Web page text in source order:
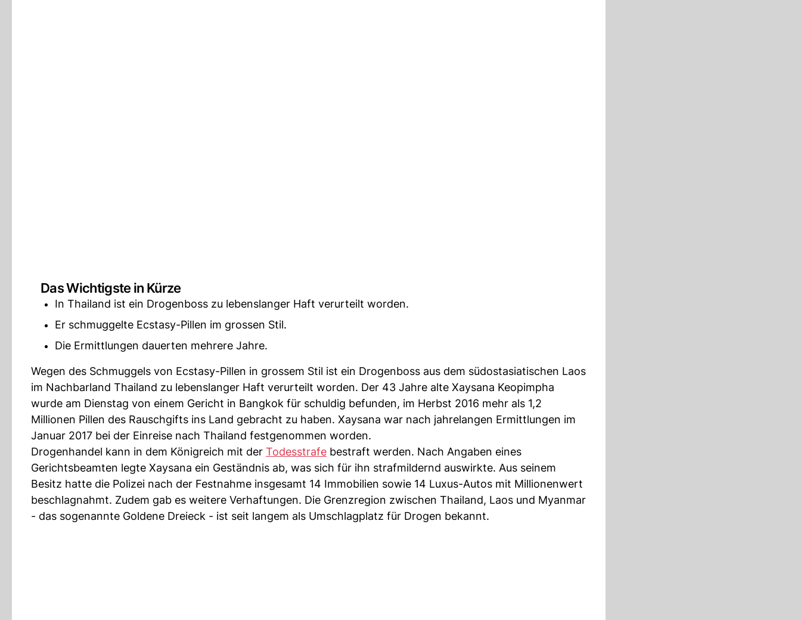
Das Wichtigste in Kürze
In Thailand ist ein Drogenboss zu lebenslanger Haft verurteilt worden.
Er schmuggelte Ecstasy-Pillen im grossen Stil.
Die Ermittlungen dauerten mehrere Jahre.
Wegen des Schmuggels von Ecstasy-Pillen in grossem Stil ist ein Drogenboss aus dem südostasiatischen Laos
im Nachbarland Thailand zu lebenslanger Haft verurteilt worden. Der 43 Jahre alte Xaysana Keopimpha
wurde am Dienstag von einem Gericht in Bangkok für schuldig befunden, im Herbst 2016 mehr als 1,2
Millionen Pillen des Rauschgifts ins Land gebracht zu haben. Xaysana war nach jahrelangen Ermittlungen im
Januar 2017 bei der Einreise nach Thailand festgenommen worden.
Drogenhandel kann in dem Königreich mit der Todesstrafe bestraft werden. Nach Angaben eines
Gerichtsbeamten legte Xaysana ein Geständnis ab, was sich für ihn strafmildernd auswirkte. Aus seinem
Besitz hatte die Polizei nach der Festnahme insgesamt 14 Immobilien sowie 14 Luxus-Autos mit Millionenwert
beschlagnahmt. Zudem gab es weitere Verhaftungen. Die Grenzregion zwischen Thailand, Laos und Myanmar
- das sogenannte Goldene Dreieck - ist seit langem als Umschlagplatz für Drogen bekannt.